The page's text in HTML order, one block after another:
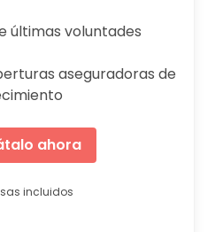
últimas voluntades
aseguradoras de
ahora
incluidos